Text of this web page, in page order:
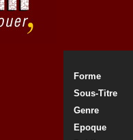
Forme
Sous-Titre
Genre
Epoque